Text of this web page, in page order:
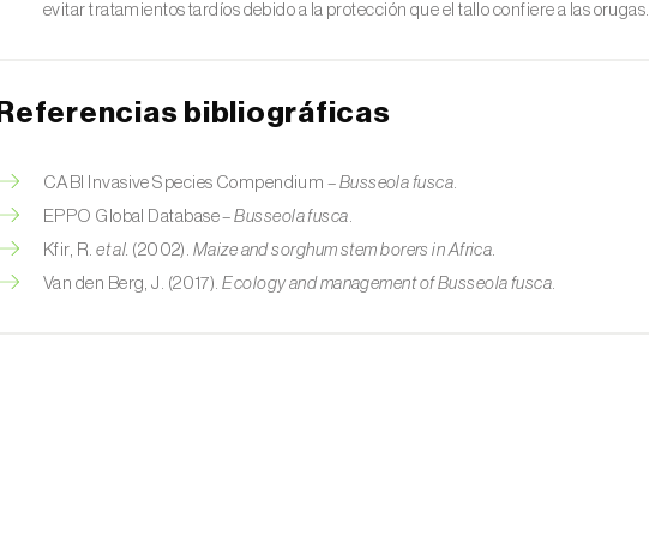
evitar tratamientos tardíos debido a la protección que el tallo confiere a las orugas.
Referencias bibliográficas
CABI Invasive Species Compendium – Busseola fusca
EPPO Global Database –Busseola fusca
Kfir, R.et al. (2002). Maize and sorghum stem borers in Africa
Van den Berg, J. (2017).Ecology and management of Busseola fusca